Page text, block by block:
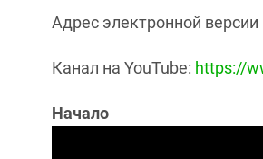
Адрес электронной версии
Канал на YouTube: https://
Начало